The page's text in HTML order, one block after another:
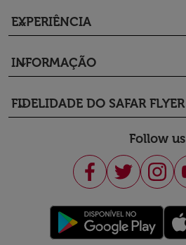
EXPERIÊNCIA
keyboard_arrow_down
INFORMAÇÃO
keyboard_arrow_down
FIDELIDADE DO SAFAR FLYER
keyboard_arrow_down
Follow us